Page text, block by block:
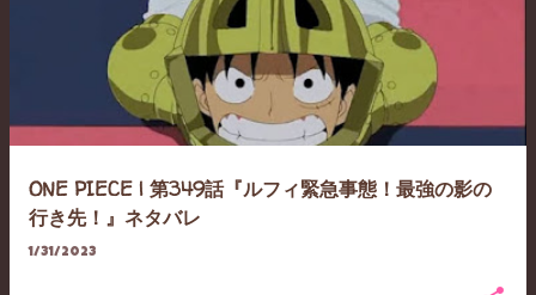
ONE PIECE | 第349話『ルフィ緊急事態！最強の影の
行き先！』ネタバレ
1/31/2023